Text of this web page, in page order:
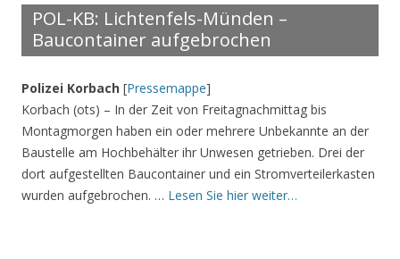
POL-KB: Lichtenfels-Münden –
Baucontainer aufgebrochen
Polizei Korbach [Pressemappe]
Korbach (ots) – In der Zeit von Freitagnachmittag bis
Montagmorgen haben ein oder mehrere Unbekannte an der
Baustelle am Hochbehälter ihr Unwesen getrieben. Drei der
dort aufgestellten Baucontainer und ein Stromverteilerkasten
wurden aufgebrochen. … Lesen Sie hier weiter…